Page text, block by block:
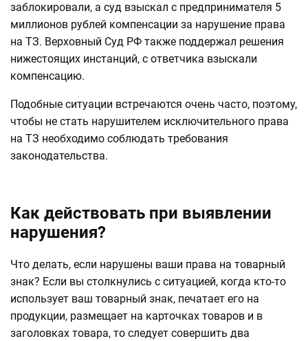
заблокировали, а суд взыскал с предпринимателя 5
миллионов рублей компенсации за нарушение права
на ТЗ. Верховный Суд РФ также поддержал решения
нижестоящих инстанций, с ответчика взыскали
компенсацию.
Подобные ситуации встречаются очень часто, поэтому,
чтобы не стать нарушителем исключительного права
на ТЗ необходимо соблюдать требования
законодательства.
Как действовать при выявлении
нарушения?
Что делать, если нарушены ваши права на товарный
знак? Если вы столкнулись с ситуацией, когда кто-то
использует ваш товарный знак, печатает его на
продукции, размещает на карточках товаров и в
заголовках товара, то следует совершить два